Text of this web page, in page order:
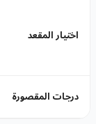
اختيار المقعد
درجات المقصورة